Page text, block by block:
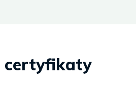
certyfikaty